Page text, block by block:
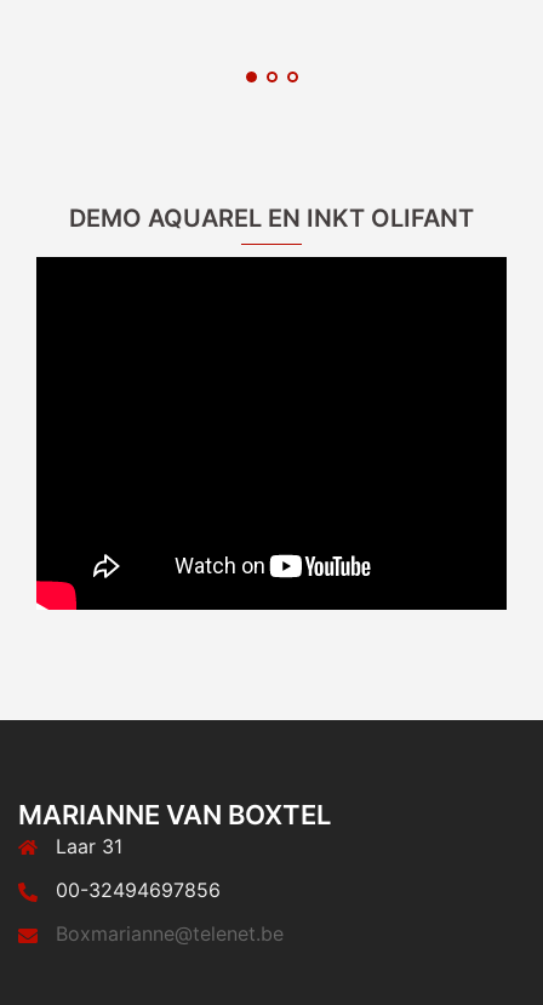
DEMO AQUAREL EN INKT OLIFANT
MARIANNE VAN BOXTEL
Laar 31
00-32494697856
Boxmarianne@telenet.be